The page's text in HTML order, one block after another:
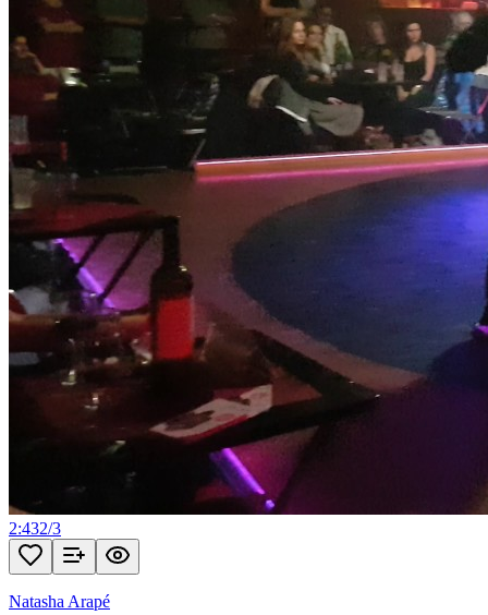
2:432/3
Natasha Arapé